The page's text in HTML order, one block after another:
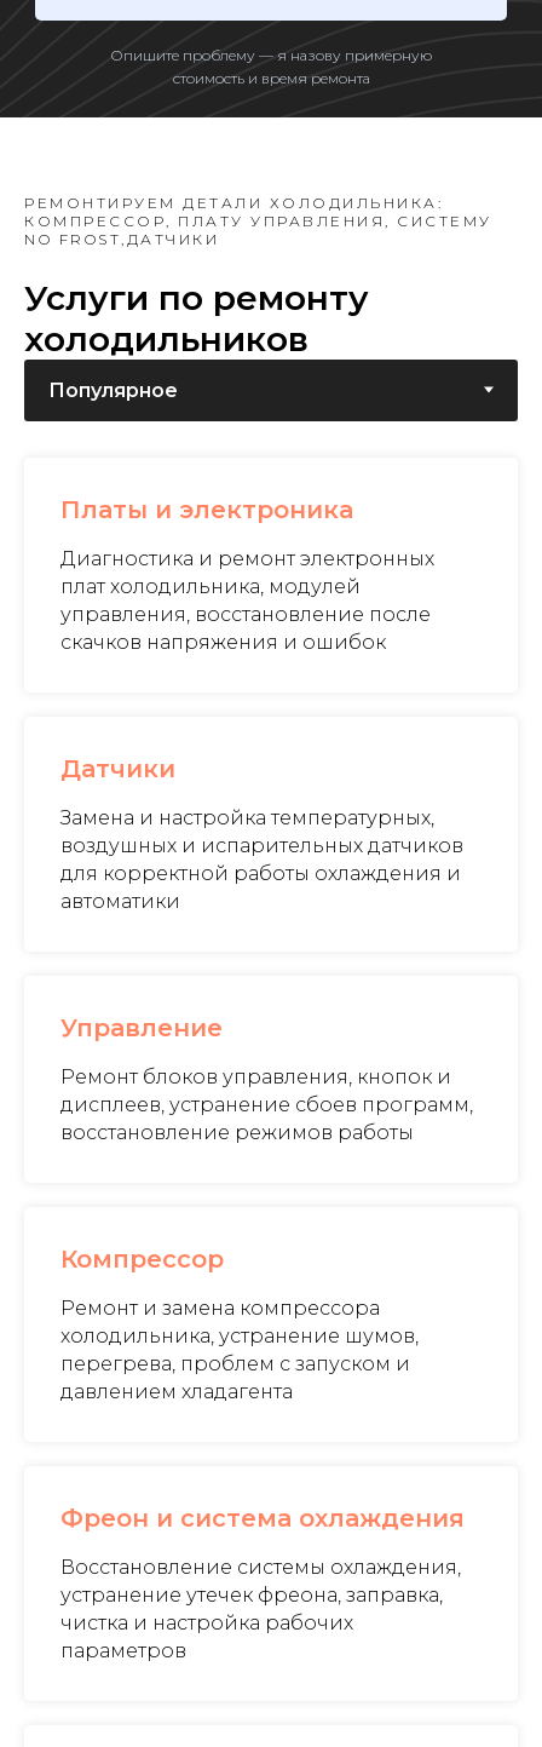
Опишите проблему — я назову примерную
стоимость и время ремонта
РЕМОНТИРУЕМ ДЕТАЛИ ХОЛОДИЛЬНИКА:
КОМПРЕССОР, ПЛАТУ УПРАВЛЕНИЯ, СИСТЕМУ
NO FROST,ДАТЧИКИ
Услуги по ремонту
холодильников
Платы и электроника
Диагностика и ремонт электронных
плат холодильника, модулей
управления, восстановление после
скачков напряжения и ошибок
Датчики
Замена и настройка температурных,
воздушных и испарительных датчиков
для корректной работы охлаждения и
автоматики
Управление
Ремонт блоков управления, кнопок и
дисплеев, устранение сбоев программ,
восстановление режимов работы
Компрессор
Ремонт и замена компрессора
холодильника, устранение шумов,
перегрева, проблем с запуском и
давлением хладагента
Фреон и система охлаждения
Восстановление системы охлаждения,
устранение утечек фреона, заправка,
чистка и настройка рабочих
параметров